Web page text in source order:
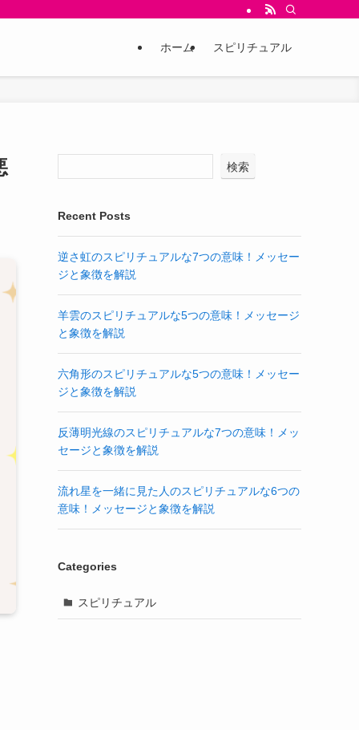
ホーム スピリチュアル
検索
Recent Posts
逆さ虹のスピリチュアルな7つの意味！メッセー
ジと象徴を解説
羊雲のスピリチュアルな5つの意味！メッセージ
と象徴を解説
六角形のスピリチュアルな5つの意味！メッセー
ジと象徴を解説
反薄明光線のスピリチュアルな7つの意味！メッ
セージと象徴を解説
流れ星を一緒に見た人のスピリチュアルな6つの
意味！メッセージと象徴を解説
Categories
スピリチュアル